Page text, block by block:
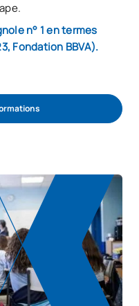
n° 1 en termes
Fondation BBVA).